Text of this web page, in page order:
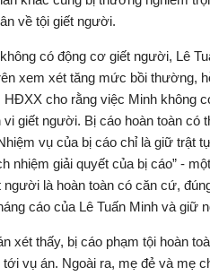
về tội giết người.
có động cơ giết người, Lê
xem xét tăng mức bồi thường,
cho rằng việc Minh không
giết người. Bị cáo hoàn toàn có
vụ của bị cáo chỉ là giữ trật
nhiệm giải quyết của bị cáo” -
là hoàn toàn có căn cứ,
cáo của Lê Tuấn Minh và giữ
xét thấy, bị cáo phạm tội hoàn
vụ án. Ngoài ra, mẹ đẻ và mẹ